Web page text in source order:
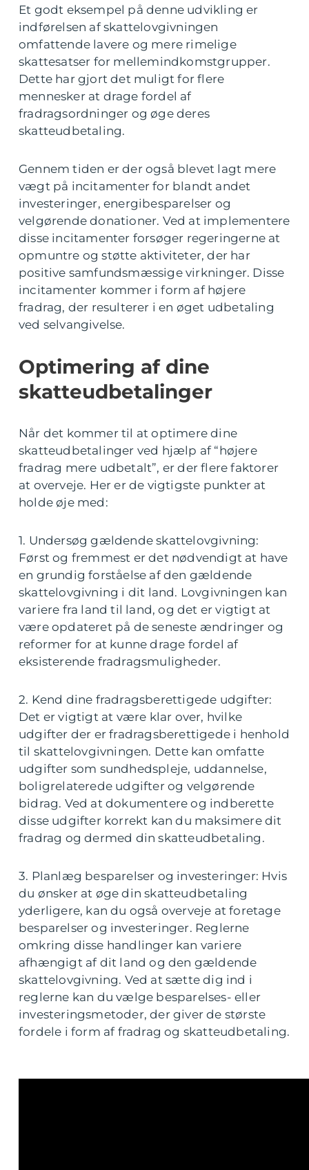
Et godt eksempel på denne udvikling er
indførelsen af skattelovgivningen
omfattende lavere og mere rimelige
skattesatser for mellemindkomstgrupper.
Dette har gjort det muligt for flere
mennesker at drage fordel af
fradragsordninger og øge deres
skatteudbetaling.
Gennem tiden er der også blevet lagt mere
vægt på incitamenter for blandt andet
investeringer, energibesparelser og
velgørende donationer. Ved at implementere
disse incitamenter forsøger regeringerne at
opmuntre og støtte aktiviteter, der har
positive samfundsmæssige virkninger. Disse
incitamenter kommer i form af højere
fradrag, der resulterer i en øget udbetaling
ved selvangivelse.
Optimering af dine
skatteudbetalinger
Når det kommer til at optimere dine
skatteudbetalinger ved hjælp af “højere
fradrag mere udbetalt”, er der flere faktorer
at overveje. Her er de vigtigste punkter at
holde øje med:
1. Undersøg gældende skattelovgivning:
Først og fremmest er det nødvendigt at have
en grundig forståelse af den gældende
skattelovgivning i dit land. Lovgivningen kan
variere fra land til land, og det er vigtigt at
være opdateret på de seneste ændringer og
reformer for at kunne drage fordel af
eksisterende fradragsmuligheder.
2. Kend dine fradragsberettigede udgifter:
Det er vigtigt at være klar over, hvilke
udgifter der er fradragsberettigede i henhold
til skattelovgivningen. Dette kan omfatte
udgifter som sundhedspleje, uddannelse,
boligrelaterede udgifter og velgørende
bidrag. Ved at dokumentere og indberette
disse udgifter korrekt kan du maksimere dit
fradrag og dermed din skatteudbetaling.
3. Planlæg besparelser og investeringer: Hvis
du ønsker at øge din skatteudbetaling
yderligere, kan du også overveje at foretage
besparelser og investeringer. Reglerne
omkring disse handlinger kan variere
afhængigt af dit land og den gældende
skattelovgivning. Ved at sætte dig ind i
reglerne kan du vælge besparelses- eller
investeringsmetoder, der giver de største
fordele i form af fradrag og skatteudbetaling.